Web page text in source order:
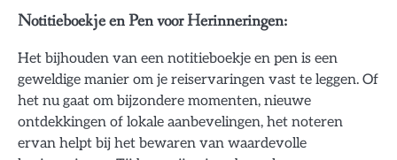
Notitieboekje en Pen voor Herinneringen:
Het bijhouden van een notitieboekje en pen is een
geweldige manier om je reiservaringen vast te leggen. Of
het nu gaat om bijzondere momenten, nieuwe
ontdekkingen of lokale aanbevelingen, het noteren
ervan helpt bij het bewaren van waardevolle